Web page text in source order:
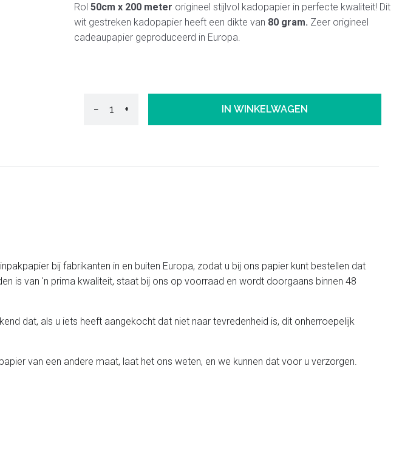
Rol 50cm x 200 meter origineel stijlvol kadopapier in perfecte kwaliteit! Dit
wit gestreken kadopapier heeft een dikte van 80 gram. Zeer origineel
cadeaupapier geproduceerd in Europa.
− + IN WINKELWAGEN
bij fabrikanten in en buiten Europa, zodat u bij ons papier kunt bestellen dat
is van 'n prima kwaliteit, staat bij ons op voorraad en wordt doorgaans binnen 48
dat, als u iets heeft aangekocht dat niet naar tevredenheid is, dit onherroepelijk
van een andere maat, laat het ons weten, en we kunnen dat voor u verzorgen.